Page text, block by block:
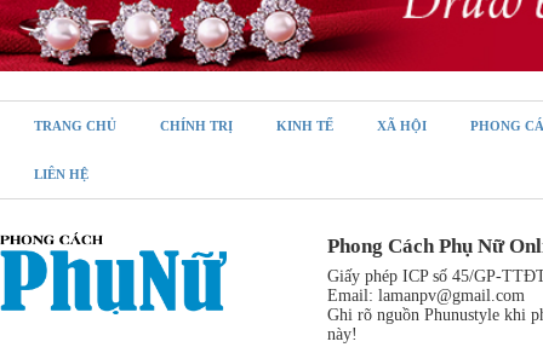
TRANG CHỦ CHÍNH TRỊ KINH TẾ XÃ HỘI PHONG
LIÊN HỆ
Phong Cách Phụ Nữ
Giấy phép ICP số 45/GP-
Email: lamanpv@gmail.com
Ghi rõ nguồn Phunustyle khi
này!